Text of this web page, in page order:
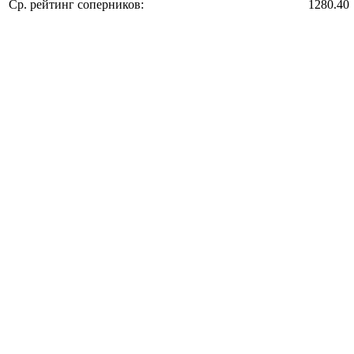
Ср. рейтинг соперников:
1280.40